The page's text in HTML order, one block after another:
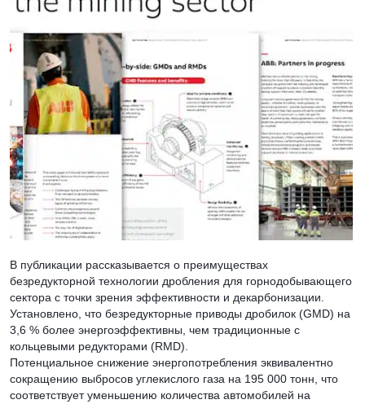
В публикации рассказывается о преимуществах
безредукторной технологии дробления для горнодобывающего
сектора с точки зрения эффективности и декарбонизации.
Установлено, что безредукторные приводы дробилок (GMD) на
3,6 % более энергоэффективны, чем традиционные с
кольцевыми редукторами (RMD).
Потенциальное снижение энергопотребления эквивалентно
сокращению выбросов углекислого газа на 195 000 тонн, что
соответствует уменьшению количества автомобилей на